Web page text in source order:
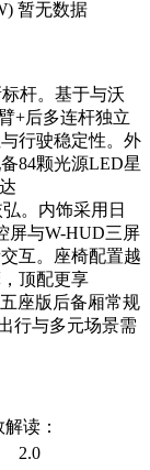
暂无数据
杆。基于与沃
+后多连杆独立
行驶稳定性。外
84颗光源LED星
弘。内饰采用日
屏与W-HUD三屏
互。座椅配置越
顶配更享
座版后备厢常规
行与多元场景需
读：
2.0